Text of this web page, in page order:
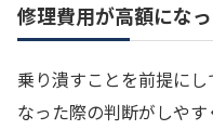
修理費用が高額にな
乗り潰すことを前提に
なった際の判断がしや